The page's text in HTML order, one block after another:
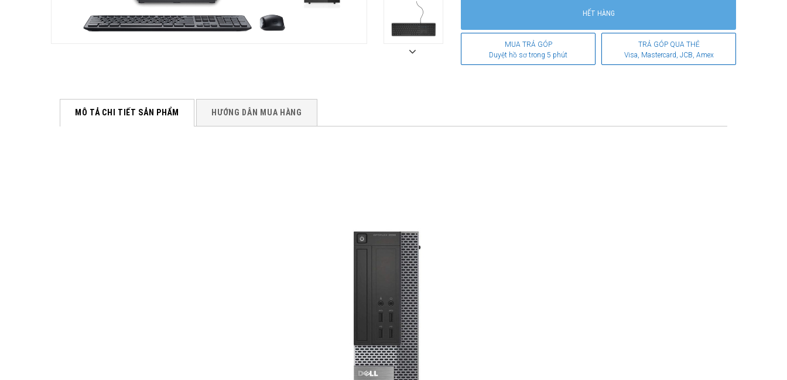
HẾT HÀNG
MUA TRẢ GÓP
Duyệt hồ sơ trong 5 phút
TRẢ GÓP QUA THẺ
Visa, Mastercard, JCB, Amex
MÔ TẢ CHI TIẾT SẢN PHẨM HƯỚNG DẪN MUA HÀNG